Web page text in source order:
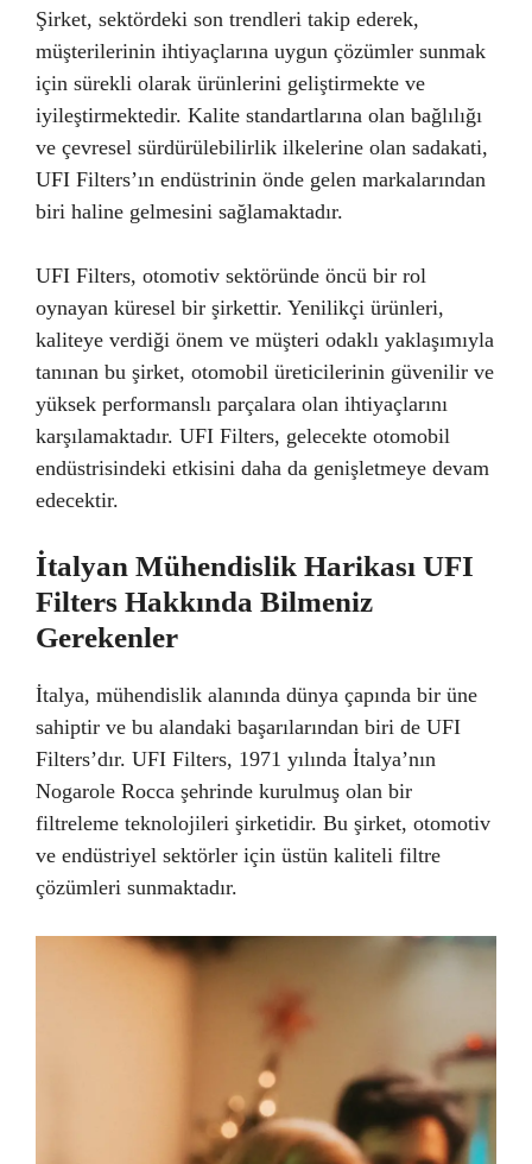
Şirket, sektördeki son trendleri takip ederek,
müşterilerinin ihtiyaçlarına uygun çözümler sunmak
için sürekli olarak ürünlerini geliştirmekte ve
iyileştirmektedir. Kalite standartlarına olan bağlılığı
ve çevresel sürdürülebilirlik ilkelerine olan sadakati,
UFI Filters’ın endüstrinin önde gelen markalarından
biri haline gelmesini sağlamaktadır.
UFI Filters, otomotiv sektöründe öncü bir rol
oynayan küresel bir şirkettir. Yenilikçi ürünleri,
kaliteye verdiği önem ve müşteri odaklı yaklaşımıyla
tanınan bu şirket, otomobil üreticilerinin güvenilir ve
yüksek performanslı parçalara olan ihtiyaçlarını
karşılamaktadır. UFI Filters, gelecekte otomobil
endüstrisindeki etkisini daha da genişletmeye devam
edecektir.
İtalyan Mühendislik Harikası UFI
Filters Hakkında Bilmeniz
Gerekenler
İtalya, mühendislik alanında dünya çapında bir üne
sahiptir ve bu alandaki başarılarından biri de UFI
Filters’dır. UFI Filters, 1971 yılında İtalya’nın
Nogarole Rocca şehrinde kurulmuş olan bir
filtreleme teknolojileri şirketidir. Bu şirket, otomotiv
ve endüstriyel sektörler için üstün kaliteli filtre
çözümleri sunmaktadır.